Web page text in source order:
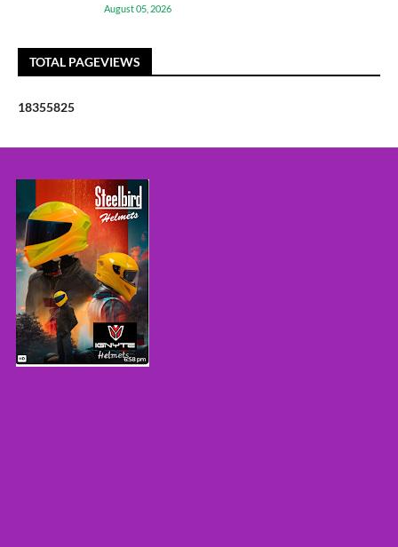
August 05, 2026
TOTAL PAGEVIEWS
18355825